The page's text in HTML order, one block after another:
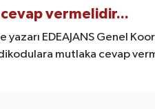
vermelidir...
yazarı EDEAJANS Genel
mutlaka cevap